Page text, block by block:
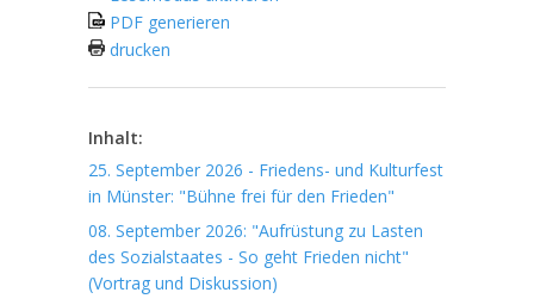
PDF generieren
drucken
Inhalt:
25. September 2026 - Friedens- und Kulturfest
in Münster: "Bühne frei für den Frieden"
08. September 2026: "Aufrüstung zu Lasten
des Sozialstaates - So geht Frieden nicht"
(Vortrag und Diskussion)